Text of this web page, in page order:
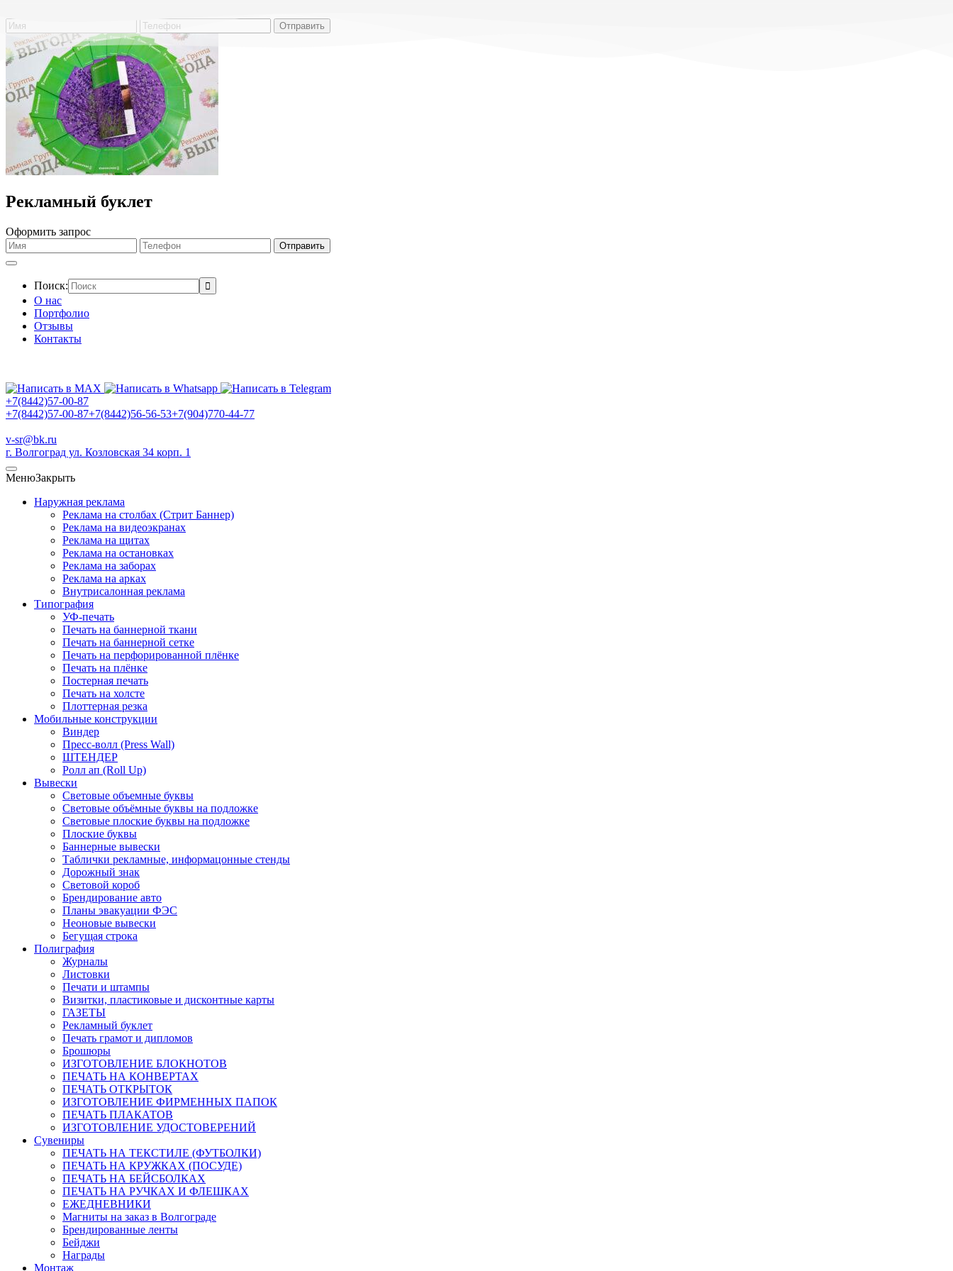
Рекламный буклет
Оформить запрос
Поиск:
О нас
Портфолио
Отзывы
Контакты
+7(8442)57-00-87
+7(8442)57-00-87+7(8442)56-56-53+7(904)770-44-77
v-sr@bk.ru
г. Волгоград ул. Козловская 34 корп. 1
МенюЗакрыть
Наружная реклама
Реклама на столбах (Стрит Баннер)
Реклама на видеоэкранах
Реклама на щитах
Реклама на остановках
Реклама на заборах
Реклама на арках
Внутрисалонная реклама
Типография
УФ-печать
Печать на баннерной ткани
Печать на баннерной сетке
Печать на перфорированной плёнке
Печать на плёнке
Постерная печать
Печать на холсте
Плоттерная резка
Мобильные конструкции
Виндер
Пресс-волл (Press Wall)
ШТЕНДЕР
Ролл ап (Roll Up)
Вывески
Световые объемные буквы
Световые объёмные буквы на подложке
Световые плоские буквы на подложке
Плоские буквы
Баннерные вывески
Таблички рекламные, информацонные стенды
Дорожный знак
Световой короб
Брендирование авто
Планы эвакуации ФЭС
Неоновые вывески
Бегущая строка
Полиграфия
Журналы
Листовки
Печати и штампы
Визитки, пластиковые и дисконтные карты
ГАЗЕТЫ
Рекламный буклет
Печать грамот и дипломов
Брошюры
ИЗГОТОВЛЕНИЕ БЛОКНОТОВ
ПЕЧАТЬ НА КОНВЕРТАХ
ПЕЧАТЬ ОТКРЫТОК
ИЗГОТОВЛЕНИЕ ФИРМЕННЫХ ПАПОК
ПЕЧАТЬ ПЛАКАТОВ
ИЗГОТОВЛЕНИЕ УДОСТОВЕРЕНИЙ
Сувениры
ПЕЧАТЬ НА ТЕКСТИЛЕ (ФУТБОЛКИ)
ПЕЧАТЬ НА КРУЖКАХ (ПОСУДЕ)
ПЕЧАТЬ НА БЕЙСБОЛКАХ
ПЕЧАТЬ НА РУЧКАХ И ФЛЕШКАХ
ЕЖЕДНЕВНИКИ
Магниты на заказ в Волгограде
Брендированные ленты
Бейджи
Награды
Монтаж